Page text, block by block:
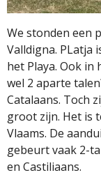
We stonden een
Valldigna. PLatja
het Playa. Ook in
wel 2 aparte
Catalaans. Toch
groot zijn. Het is
Vlaams. De
gebeurt vaak 2-
en Castiliaans.